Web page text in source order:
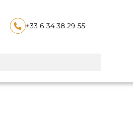
+33 6 34 38 29 55